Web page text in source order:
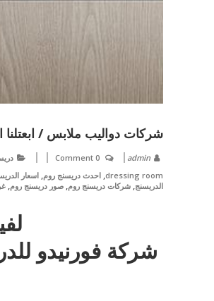
شركات دواليب ملابس /
admin
0 Comment
dressing room
, احدث دريسنج روم, اسعار
الدريسنج, شركات دريسنج روم, صور دريسنج روم,
شركة فورنيدو